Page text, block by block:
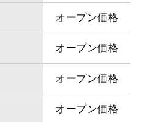
オープン価格
オープン価格
オープン価格
オープン価格